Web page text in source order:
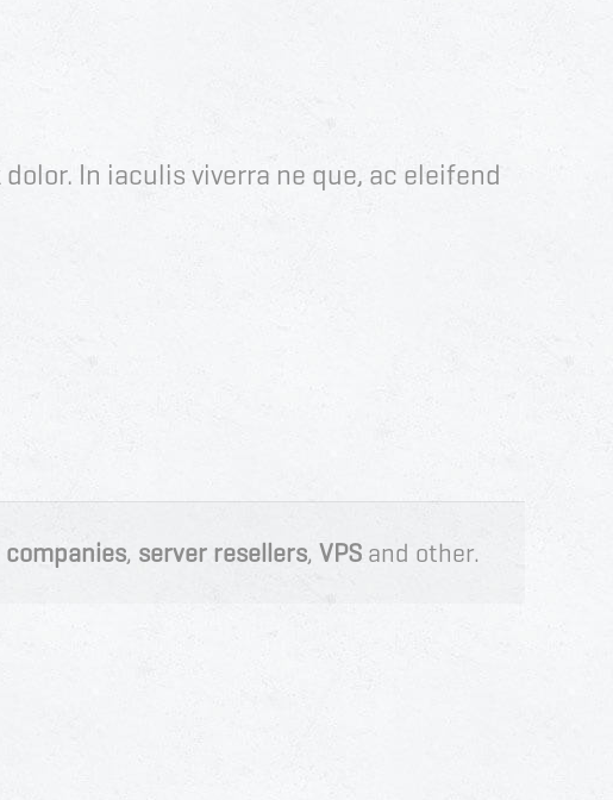
In iaculis viverra ne que, ac eleifend
, server resellers, VPS and other.